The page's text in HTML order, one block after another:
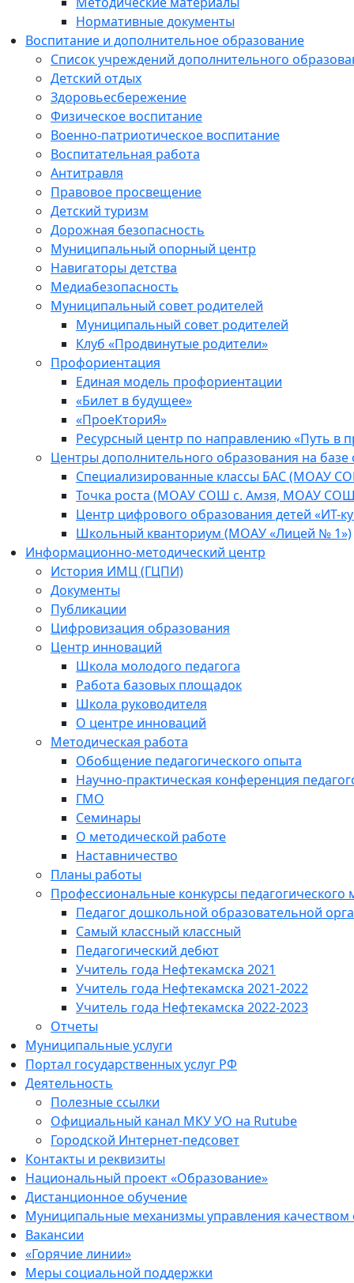
Нормативные документы
Воспитание и дополнительное образование
Список учреждений дополнительного
Детский отдых
Здоровьесбережение
Физическое воспитание
Военно-патриотическое воспитание
Воспитательная работа
Антитравля
Правовое просвещение
Детский туризм
Дорожная безопасность
Муниципальный опорный центр
Навигаторы детства
Медиабезопасность
Мyниципальный совет родителей
Муниципальный совет родителей
Клуб «Продвинутые родители»
Профориентация
Единая модель профориентации
«Билет в будущее»
«ПроеКториЯ»
Ресурсный центр по направлению «Путь в
Центры дополнительного образования на
Специализированные классы БАС (МОАУ
Точка роста (МОАУ СОШ с. Амзя, МОАУ СОШ
Центр цифрового образования детей
Школьный кванториум (МОАУ «Лицей № 1»)
Информационно-методический центр
История ИМЦ (ГЦПИ)
Документы
Публикации
Цифровизация образования
Центр инноваций
Школа молодого педагога
Работа базовых площадок
Школа руководителя
О центре инноваций
Методическая работа
Обобщение педагогического опыта
Научно-практическая конференция
ГМО
Семинары
О методической работе
Наставничество
Планы работы
Профессиональные конкурсы педагогического
Педагог дошкольной образовательной
Самый классный классный
Педагогический дебют
Учитель года Нефтекамска 2021
Учитель года Нефтекамска 2021-2022
Учитель года Нефтекамска 2022-2023
Отчеты
Муниципальные услуги
Портал государственных услуг РФ
Деятельность
Полезные ссылки
Официальный канал МКУ УО на Rutube
Городской Интернет-педсовет
Контакты и реквизиты
Национальный проект «Образование»
Дистанционное обучение
Муниципальные механизмы управления качеством
Вакансии
«Горячие линии»
Меры социальной поддержки